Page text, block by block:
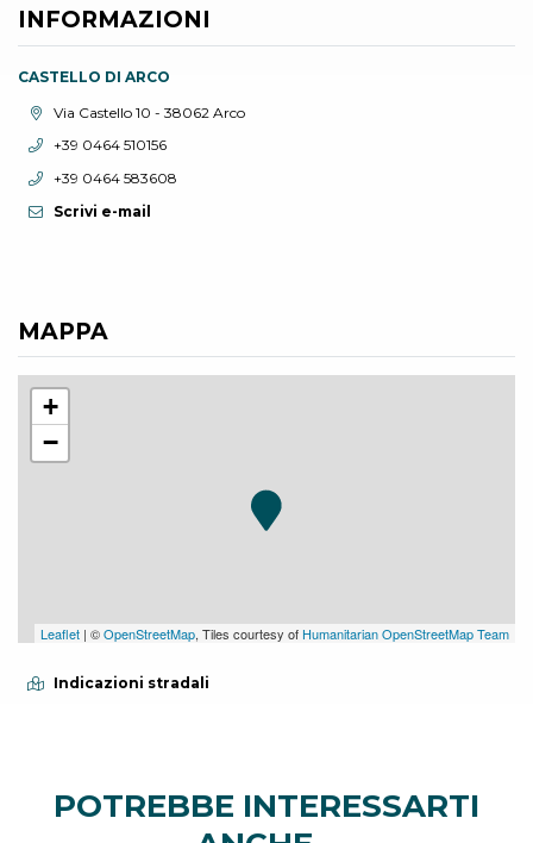
INFORMAZIONI
CASTELLO DI ARCO
Località:Via Castello 10 - 38062 Arco
Telefono:
+39 0464 510156
Telefono:
+39 0464 583608
Scrivi e-mail
MAPPA
+
−
Leaflet | ©OpenStreetMap, Tiles courtesy of Humanitarian OpenStreetMap Team
Indicazioni stradali
POTREBBE INTERESSARTI